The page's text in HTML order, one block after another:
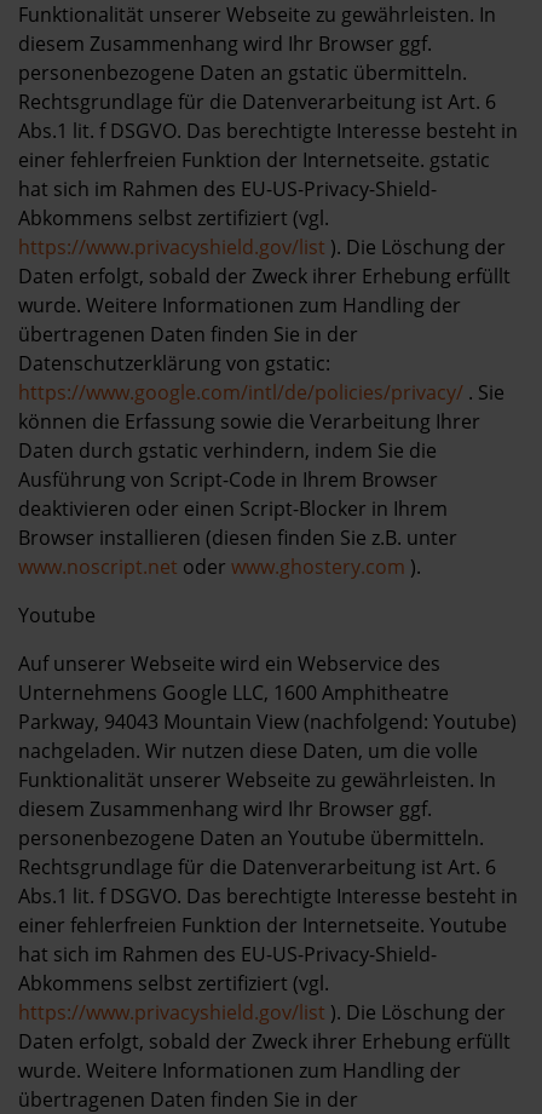
Funktionalität unserer Webseite zu gewährleisten. In
diesem Zusammenhang wird Ihr Browser ggf.
personenbezogene Daten an gstatic übermitteln.
Rechtsgrundlage für die Datenverarbeitung ist Art. 6
Abs.1 lit. f DSGVO. Das berechtigte Interesse besteht in
einer fehlerfreien Funktion der Internetseite. gstatic
hat sich im Rahmen des EU-US-Privacy-Shield-
Abkommens selbst zertifiziert (vgl.
https://www.privacyshield.gov/list ). Die Löschung der
Daten erfolgt, sobald der Zweck ihrer Erhebung erfüllt
wurde. Weitere Informationen zum Handling der
übertragenen Daten finden Sie in der
Datenschutzerklärung von gstatic:
https://www.google.com/intl/de/policies/privacy/ . Sie
können die Erfassung sowie die Verarbeitung Ihrer
Daten durch gstatic verhindern, indem Sie die
Ausführung von Script-Code in Ihrem Browser
deaktivieren oder einen Script-Blocker in Ihrem
Browser installieren (diesen finden Sie z.B. unter
www.noscript.net oder www.ghostery.com ).
Youtube
Auf unserer Webseite wird ein Webservice des
Unternehmens Google LLC, 1600 Amphitheatre
Parkway, 94043 Mountain View (nachfolgend: Youtube)
nachgeladen. Wir nutzen diese Daten, um die volle
Funktionalität unserer Webseite zu gewährleisten. In
diesem Zusammenhang wird Ihr Browser ggf.
personenbezogene Daten an Youtube übermitteln.
Rechtsgrundlage für die Datenverarbeitung ist Art. 6
Abs.1 lit. f DSGVO. Das berechtigte Interesse besteht in
einer fehlerfreien Funktion der Internetseite. Youtube
hat sich im Rahmen des EU-US-Privacy-Shield-
Abkommens selbst zertifiziert (vgl.
https://www.privacyshield.gov/list ). Die Löschung der
Daten erfolgt, sobald der Zweck ihrer Erhebung erfüllt
wurde. Weitere Informationen zum Handling der
übertragenen Daten finden Sie in der